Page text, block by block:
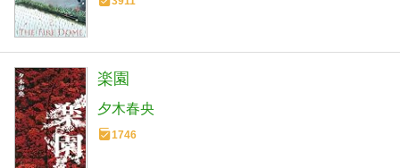
楽園
夕木春央
1746